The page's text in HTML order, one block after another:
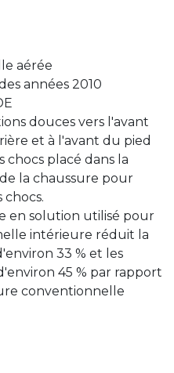
aérée
années 2010
douces vers l'avant
et à l'avant du pied
placé dans la
la chaussure pour
en solution utilisé pour
intérieure réduit la
33 % et les
45 % par rapport
conventionnelle